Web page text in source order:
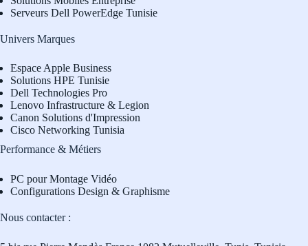
Serveurs Dell PowerEdge Tunisie
Univers Marques
Espace Apple Business
Solutions HPE Tunisie
Dell Technologies Pro
Lenovo Infrastructure & Legion
Canon Solutions d'Impression
Cisco Networking Tunisia
Performance & Métiers
PC pour Montage Vidéo
Configurations Design & Graphisme
Nous contacter :